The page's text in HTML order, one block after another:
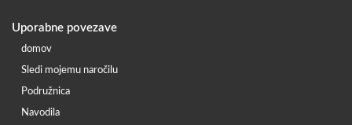
Uporabne povezave
domov
Sledi mojemu naročilu
Podružnica
Navodila